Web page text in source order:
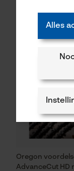
Oregon
AdvanceCut HD
Alles